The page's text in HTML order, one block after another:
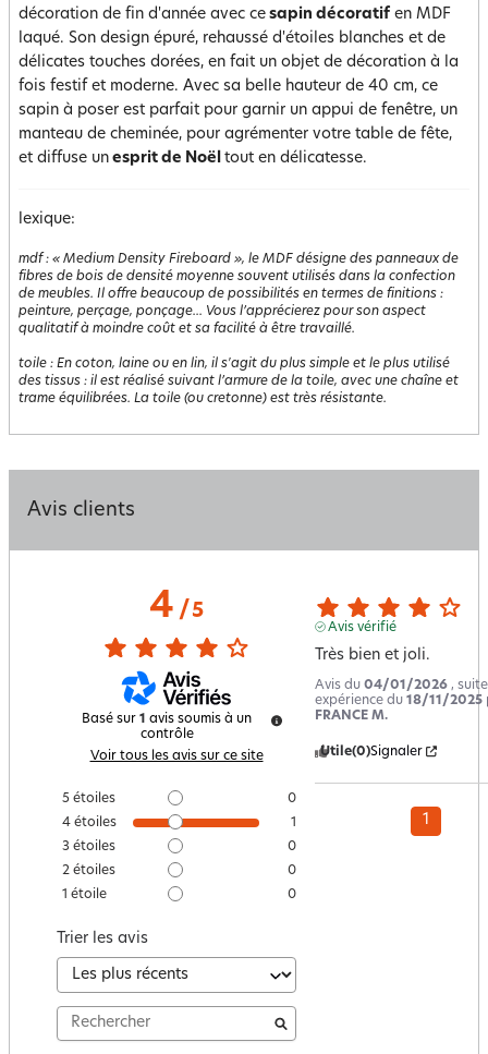
décoration de fin d'année avec ce sapin décoratif en MDF
laqué. Son design épuré, rehaussé d'étoiles blanches et de
délicates touches dorées, en fait un objet de décoration à la
fois festif et moderne. Avec sa belle hauteur de 40 cm, ce
sapin à poser est parfait pour garnir un appui de fenêtre, un
manteau de cheminée, pour agrémenter votre table de fête,
et diffuse un esprit de Noël tout en délicatesse.
lexique:
mdf: « Medium Density Fireboard », le MDF désigne des panneaux de
fibres de bois de densité moyenne souvent utilisés dans la confection
de meubles. Il offre beaucoup de possibilités en termes de finitions :
peinture, perçage, ponçage... Vous l’apprécierez pour son aspect
qualitatif à moindre coût et sa facilité à être travaillé.
toile : En coton, laine ou en lin, il s'agit du plus simple et le plus utilisé
des tissus : il est réalisé suivant l’armure de la toile, avec une chaîne et
trame équilibrées. La toile (ou cretonne) est très résistante.
Avis clients
4/ 5
Basé sur 1 avis soumis à un
contrôle
Voir tous les avis sur ce site
5 étoiles
0
4 étoiles
1
3 étoiles
0
2 étoiles
0
1 étoile 0
Trier les avis
Avis vérifié
Très bien et joli.
Avis du 04/01/2026 ,
expérience du 18/11/2025
FRANCE M.
Utile(0)Signaler
1